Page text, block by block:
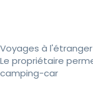
Voyages à
Le propriétaire
camping-car